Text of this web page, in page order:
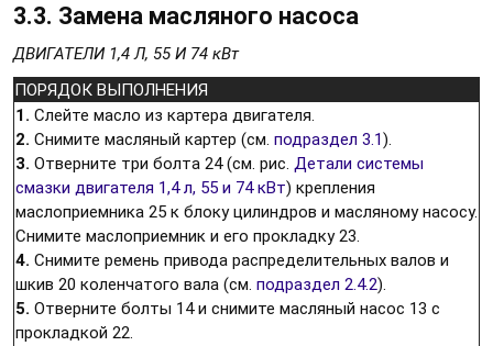
3.3. Замена масляного насоса
ДВИГАТЕЛИ 1,4 Л, 55 И 74 кВт
ПОРЯДОК ВЫПОЛНЕНИЯ
1. Слейте масло из картера двигателя.
2. Снимите масляный картер (см. подраздел 3.1).
3. Отверните три болта 24 (см. рис. Детали системы
смазки двигателя 1,4 л, 55 и 74 кВт) крепления
маслоприемника 25 к блоку цилиндров и масляному насосу.
Снимите маслоприемник и его прокладку 23.
4. Снимите ремень привода распределительных валов и
шкив 20 коленчатого вала (см. подраздел 2.4.2).
5. Отверните болты 14 и снимите масляный насос 13 с
прокладкой 22.